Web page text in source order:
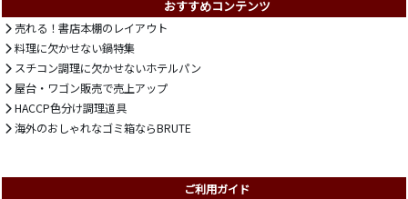
おすすめコンテンツ
売れる！書店本棚のレイアウト
料理に欠かせない鍋特集
スチコン調理に欠かせないホテルパン
屋台・ワゴン販売で売上アップ
HACCP色分け調理道具
海外のおしゃれなゴミ箱ならBRUTE
ご利用ガイド